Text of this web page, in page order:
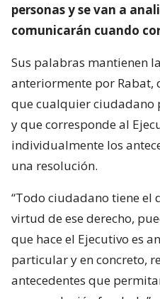
personas y se van a
comunicarán cuando
Sus palabras mantienen
anteriormente por Rabat,
que cualquier
y que corresponde al
individualmente los
una resolución.
“Todo ciudadano tiene el
virtud de ese derecho,
que hace el Ejecutivo es
particular y en concreto,
antecedentes que